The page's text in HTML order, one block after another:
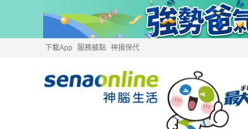
下載App 服務據點 神揚保代